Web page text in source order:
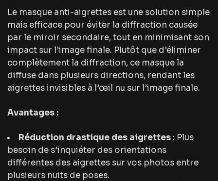
Le masque anti-aigrettes est une solution simple
mais efficace pour éviter la diffraction causée
par le miroir secondaire, tout en minimisant son
impact sur l’image finale. Plutôt que d’éliminer
complètement la diffraction, ce masque la
diffuse dans plusieurs directions, rendant les
aigrettes invisibles à l’œil nu sur l’image finale.
Avantages :
Réduction drastique des aigrettes : Plus
besoin de s’inquiéter des orientations
différentes des aigrettes sur vos photos entre
plusieurs nuits de poses.